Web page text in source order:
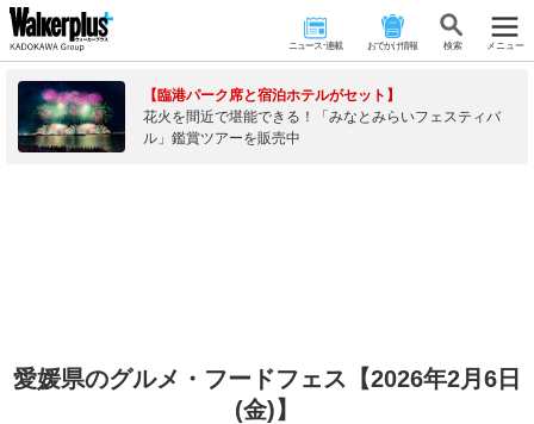
ニュース･連載 おでかけ情報 検 索 メニュー
【臨港パーク席と宿泊ホテルがセット】
花火を間近で堪能できる！「みなとみらいフェスティバ
ル」鑑賞ツアーを販売中
愛媛県のグルメ・フードフェス【2026年2月6日
(金)】